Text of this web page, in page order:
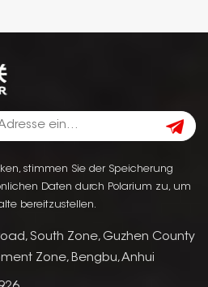
stimmen Sie der Speicherung
Daten durch Polarium zu, um
bereitzustellen.
South Zone, Guzhen County
Zone, Bengbu, Anhui